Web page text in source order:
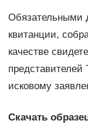
Обязательными
квитанции,
качестве
исковому
Скачать